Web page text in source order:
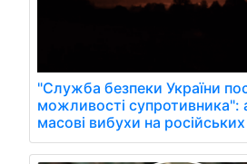
"Служба безпеки України
можливості супротивника":
масові вибухи на